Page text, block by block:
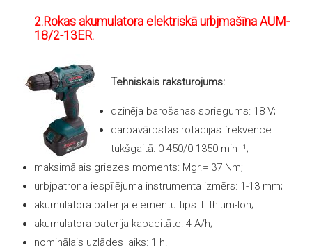
2.Rokas akumulatora elektriskā urbjmašīna AUM-
18/2-13ER.
Tehniskais raksturojums:
dzinēja barošanas spriegums: 18 V;
darbavārpstas rotacijas frekvence
tukšgaitā: 0-450/0-1350 min -¹;
maksimālais griezes moments: Мgr.= 37 Nm;
urbjpatrona iespīlējuma instrumenta izmērs: 1-13 mm;
akumulatora baterija elementu tips: Lithium-Ion;
akumulatora baterija kapacitāte: 4 А/h;
nominālais uzlādes laiks: 1 h.